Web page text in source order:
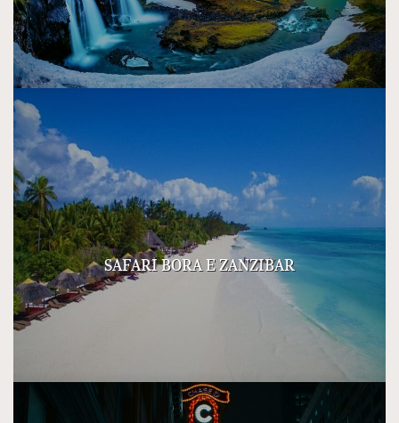
SAFARI BORA E ZANZIBAR